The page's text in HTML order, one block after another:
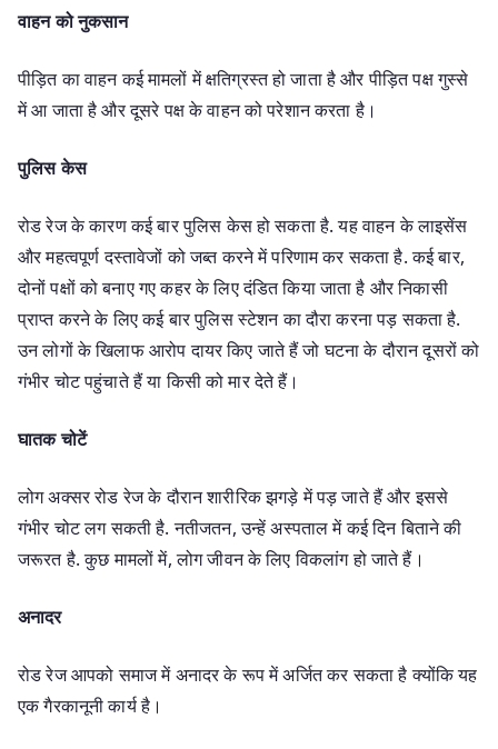
वाहन को नुकसान
पीड़ित का वाहन कई मामलों में क्षतिग्रस्त हो जाता है और पीड़ित पक्ष गुस्से
में आ जाता है और दूसरे पक्ष के वाहन को परेशान करता है।
पुलिस केस
रोड रेज के कारण कई बार पुलिस केस हो सकता है. यह वाहन के लाइसेंस
और महत्वपूर्ण दस्तावेजों को जब्त करने में परिणाम कर सकता है. कई बार,
दोनों पक्षों को बनाए गए कहर के लिए दंडित किया जाता है और निकासी
प्राप्त करने के लिए कई बार पुलिस स्टेशन का दौरा करना पड़ सकता है.
उन लोगों के खिलाफ आरोप दायर किए जाते हैं जो घटना के दौरान दूसरों को
गंभीर चोट पहुंचाते हैं या किसी को मार देते हैं।
घातक चोटें
लोग अक्सर रोड रेज के दौरान शारीरिक झगड़े में पड़ जाते हैं और इससे
गंभीर चोट लग सकती है. नतीजतन, उन्हें अस्पताल में कई दिन बिताने की
जरूरत है. कुछ मामलों में, लोग जीवन के लिए विकलांग हो जाते हैं।
अनादर
रोड रेज आपको समाज में अनादर के रूप में अर्जित कर सकता है क्योंकि यह
एक गैरकानूनी कार्य है।